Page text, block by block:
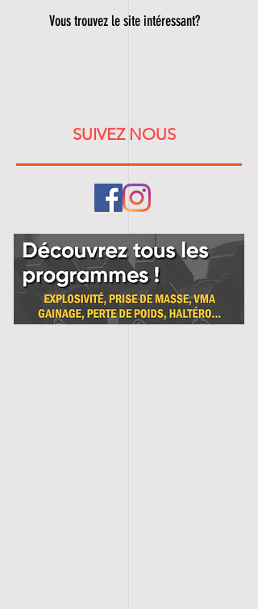
Vous trouvez le site intéressant?
SUIVEZ NOUS